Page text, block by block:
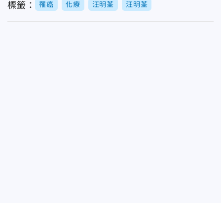
標籤： 罹癌 化療 汪明荃 汪明荃